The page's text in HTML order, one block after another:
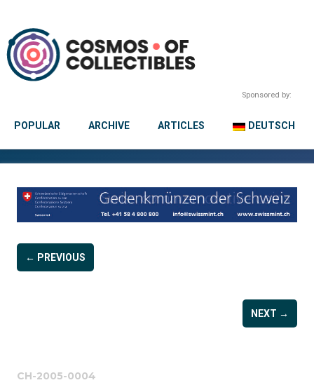
Sponsored by:
POPULAR ARCHIVE ARTICLES DEUTSCH
← PREVIOUS
NEXT →
CH-2005-0004